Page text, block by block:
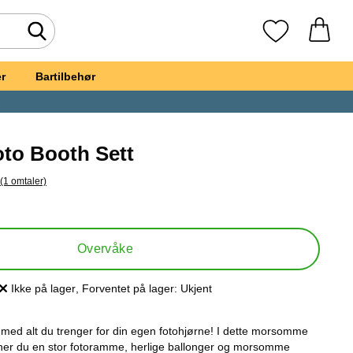
Søk Mine favoritter
Bartilbehør
Booth Sett
alle omtaler
(1 omtaler)
Overvåke
Produkttilgjengelighet:
Ikke på lager, Forventet på lager: Ukjent
alt du trenger for din egen fotohjørne! I dette morsomme
du en stor fotoramme, herlige ballonger og morsomme